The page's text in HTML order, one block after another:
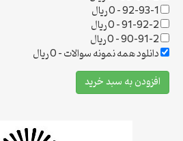
92-93-1
–0 ریال
91-92-2
–0 ریال
90-91-2
–0 ریال
دانلود همه نمونه سوالات–0 ریال
افزودن به سبد خرید